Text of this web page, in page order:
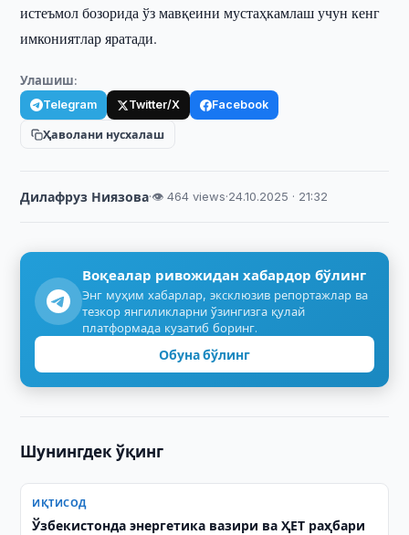
истеъмол бозорида ўз мавқеини мустаҳкамлаш учун кенг
имкониятлар яратади.
Улашиш:
Telegram Twitter/X Facebook
Ҳаволани нусхалаш
Дилафруз Ниязова·👁 464 views·24.10.2025 · 21:32
Воқеалар ривожидан хабардор бўлинг
Энг муҳим хабарлар, эксклюзив репортажлар ва
тезкор янгиликларни ўзингизга қулай
платформада кузатиб боринг.
Обуна бўлинг
Шунингдек ўқинг
ИҚТИСОД
Ўзбекистонда энергетика вазири ва ҲЕТ раҳбари